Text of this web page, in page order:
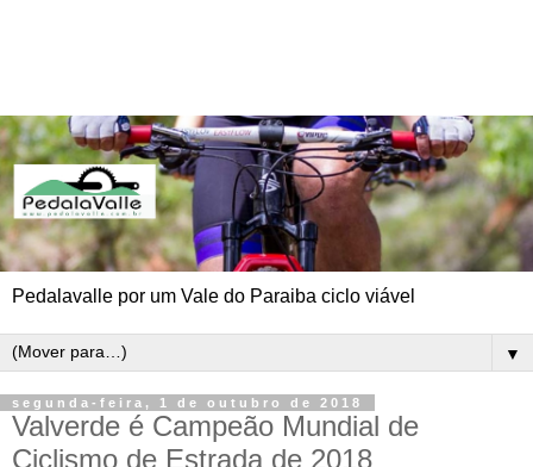
Pedalavalle por um Vale do Paraiba ciclo viável
▼
segunda-feira, 1 de outubro de 2018
Valverde é Campeão Mundial de
Ciclismo de Estrada de 2018